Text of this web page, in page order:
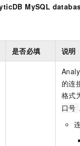
MySQL
是否必填 说明
的连
格式
口号